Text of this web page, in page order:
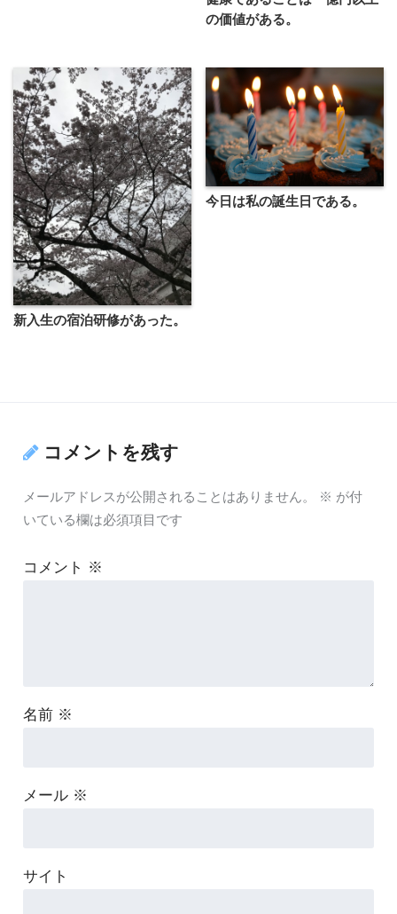
の価値がある。
新入生の宿泊研修があった。
今日は私の誕生日である。
コメントを残す
メールアドレスが公開されることはありません。 ※ が付
いている欄は必須項目です
コメント ※
名前 ※
メール ※
サイト